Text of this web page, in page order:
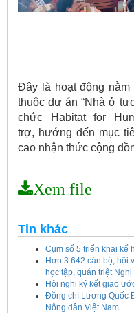
Đây là hoạt động nằm
thuộc dự án “Nhà ở
chức Habitat for
trợ, hướng đến mục
cao nhận thức cộng
Xem file
Tin khác
Cụm số 5 triển khai kế
Hơn 3.642 cán bộ, hội
học tập, quán triệt
Hội nghị ký kết giao
Đồng chí Lương Quốc
Nông dân Việt Nam